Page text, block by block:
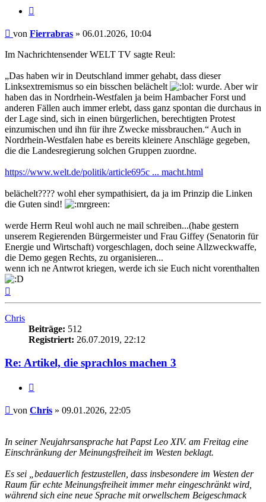
Beitrag
von Fierrabras » 06.01.2026, 10:04
Im Nachrichtensender WELT TV sagte Reul:
„Das haben wir in Deutschland immer gehabt, dass dieser
Linksextremismus so ein bisschen belächelt
wurde. Aber wir
haben das in Nordrhein-Westfalen ja beim Hambacher Forst und
anderen Fällen auch immer erlebt, dass ganz spontan die durchaus in
der Lage sind, sich in einen bürgerlichen, berechtigten Protest
einzumischen und ihn für ihre Zwecke missbrauchen.“ Auch in
Nordrhein-Westfalen habe es bereits kleinere Anschläge gegeben,
die die Landesregierung solchen Gruppen zuordne.
https://www.welt.de/politik/article695c ... macht.html
belächelt???? wohl eher sympathisiert, da ja im Prinzip die Linken
die Guten sind!
werde Herrn Reul wohl auch ne mail schreiben...(habe gestern
unserem Regierenden Bürgermeister und Frau Giffey (Senatorin für
Energie und Wirtschaft) vorgeschlagen, doch seine Allzweckwaffe,
die Demo gegen Rechts, zu organisieren...
wenn ich ne Antwrot kriegen, werde ich sie Euch nicht vorenthalten
Chris
Beiträge: 512
Registriert: 26.07.2019, 22:12
Re: Artikel, die sprachlos machen 3
Beitrag
von Chris » 09.01.2026, 22:05
In seiner Neujahrsansprache hat Papst Leo XIV. am Freitag eine
Einschränkung der Meinungsfreiheit im Westen beklagt.
Es sei „bedauerlich festzustellen, dass insbesondere im Westen der
Raum für echte Meinungsfreiheit immer mehr eingeschränkt wird,
während sich eine neue Sprache mit orwellschem Beigeschmack